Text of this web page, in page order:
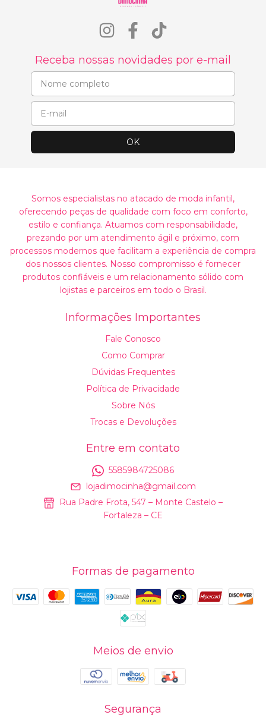
Receba nossas novidades por e-mail
Somos especialistas no atacado de moda infantil,
oferecendo peças de qualidade com foco em conforto,
estilo e confiança. Atuamos com responsabilidade,
prezando por um atendimento ágil e próximo, com
processos modernos que facilitam a experiência de compra
dos nossos clientes. Nosso compromisso é fornecer
produtos confiáveis e um relacionamento sólido com
lojistas e parceiros em todo o Brasil.
Informações Importantes
Fale Conosco
Como Comprar
Dúvidas Frequentes
Política de Privacidade
Sobre Nós
Trocas e Devoluções
Entre em contato
5585984725086
lojadimocinha@gmail.com
Rua Padre Frota, 547 – Monte Castelo –
Fortaleza – CE
Formas de pagamento
Meios de envio
Segurança